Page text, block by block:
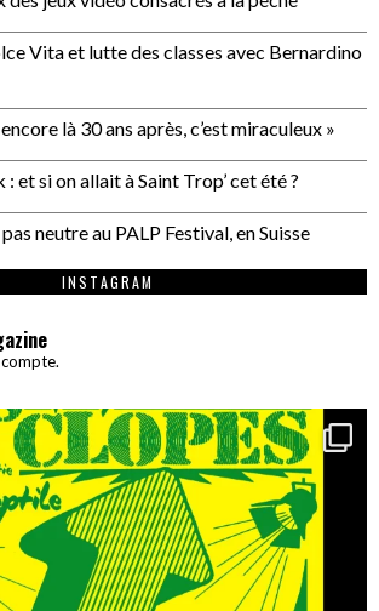
Vita et lutte des classes avec Bernardino
là 30 ans après, c’est miraculeux »
: et si on allait à Saint Trop’ cet été ?
neutre au PALP Festival, en Suisse
INSTAGRAM